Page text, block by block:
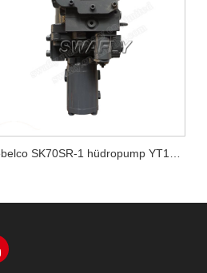
Kobelco SK70SR-1 hüdropump YT10V00009F1